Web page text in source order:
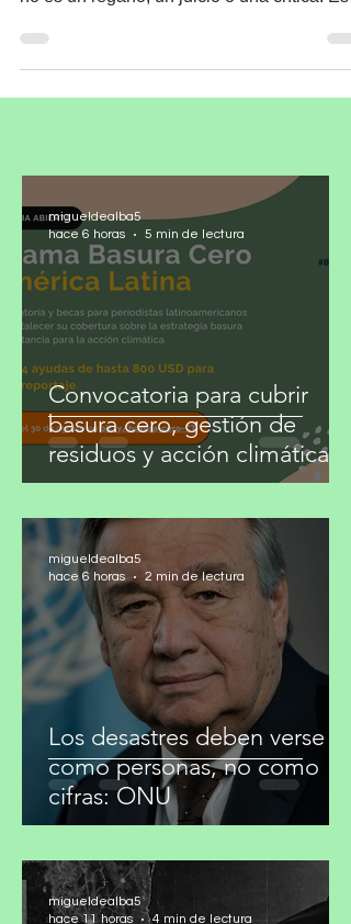
empezar por decir que lo externado hoy
no es un regaño, un juicio o una crítica. Esa
no es mi...
Convocatoria para cubrir
residuos y acción climática
migueldealba5
hace 6 horas
5 min de lectura
Los desastres deben verse
cifras: ONU
migueldealba5
hace 6 horas
2 min de lectura